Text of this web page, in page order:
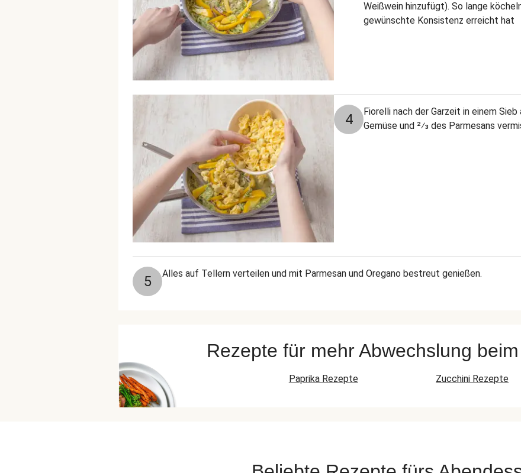
Weißwein hinzufügt). So lange
gewünschte Konsistenz erreicht hat
4
Fiorelli nach der Garzeit in einem
Gemüse und 2⁄3 des Parmesans
5 Alles auf Tellern verteilen und mit Parmesan und Oregano bestreut genießen.
Rezepte für mehr Abwechslung
Paprika Rezepte Zucchini Rezepte